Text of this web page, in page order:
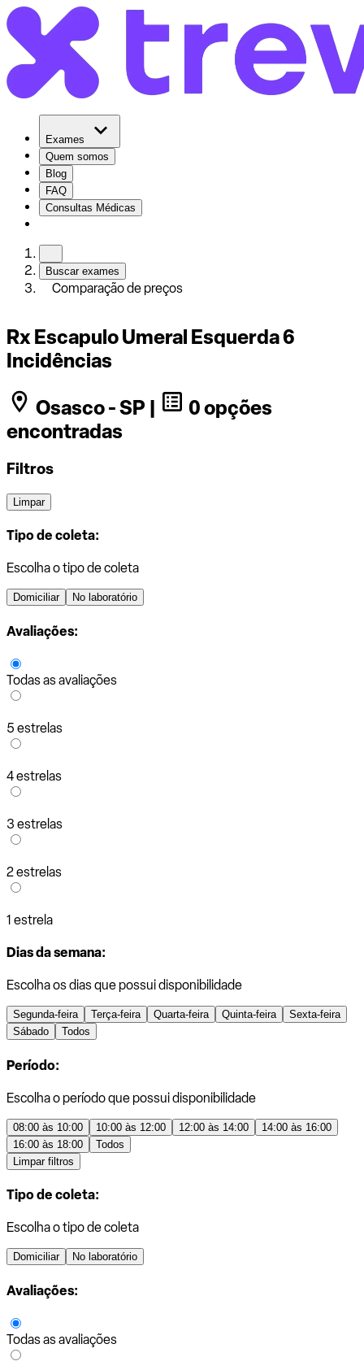
Exames
Quem somos
Blog
FAQ
Consultas Médicas
Buscar exames
Comparação de preços
Rx Escapulo Umeral Esquerda 6
Incidências
Osasco - SP |
0 opções
encontradas
Filtros
Limpar
Tipo de coleta:
Escolha o tipo de coleta
Domiciliar No laboratório
Avaliações:
Todas as avaliações
5 estrelas
4 estrelas
3 estrelas
2 estrelas
1 estrela
Dias da semana:
Escolha os dias que possui disponibilidade
Segunda-feira Terça-feira Quarta-feira Quinta-feira
Sexta-feira
Sábado
Todos
Período:
Escolha o período que possui disponibilidade
08:00 às 10:00 10:00 às 12:00 12:00 às 14:00
14:00 às 16:00
16:00 às 18:00
Todos
Limpar filtros
Tipo de coleta:
Escolha o tipo de coleta
Domiciliar No laboratório
Avaliações:
Todas as avaliações